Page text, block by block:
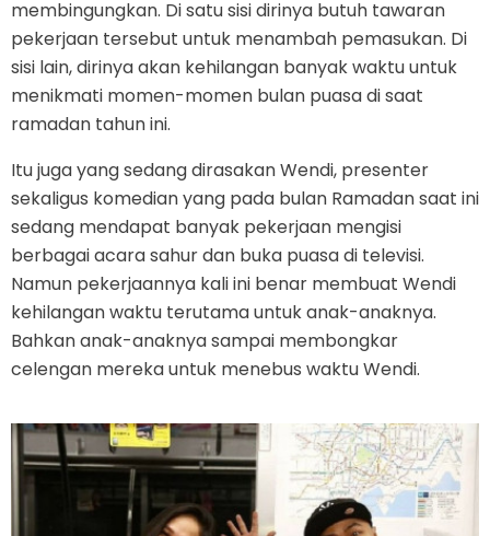
membingungkan. Di satu sisi dirinya butuh tawaran
pekerjaan tersebut untuk menambah pemasukan. Di
sisi lain, dirinya akan kehilangan banyak waktu untuk
menikmati momen-momen bulan puasa di saat
ramadan tahun ini.
Itu juga yang sedang dirasakan Wendi, presenter
sekaligus komedian yang pada bulan Ramadan saat ini
sedang mendapat banyak pekerjaan mengisi
berbagai acara sahur dan buka puasa di televisi.
Namun pekerjaannya kali ini benar membuat Wendi
kehilangan waktu terutama untuk anak-anaknya.
Bahkan anak-anaknya sampai membongkar
celengan mereka untuk menebus waktu Wendi.